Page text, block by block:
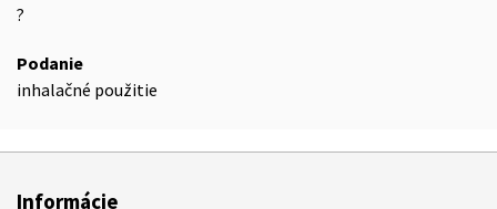
?
Podanie
inhalačné použitie
Informácie